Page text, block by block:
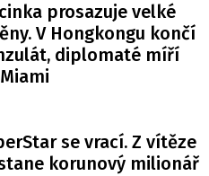
prosazuje velké
V Hongkongu končí
diplomaté míří
se vrací. Z vítěze
korunový milionář